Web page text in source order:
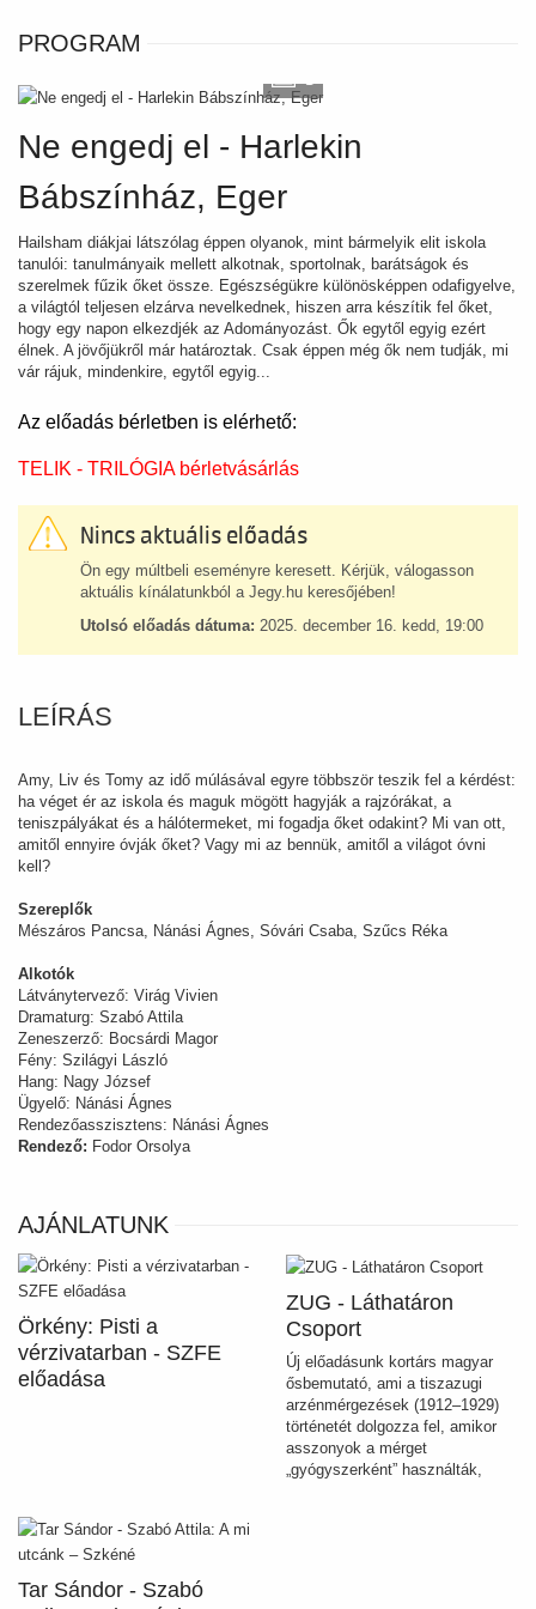
PROGRAM
3
Ne engedj el - Harlekin
Bábszínház, Eger
Hailsham diákjai látszólag éppen olyanok, mint bármelyik elit iskola
tanulói: tanulmányaik mellett alkotnak, sportolnak, barátságok és
szerelmek fűzik őket össze. Egészségükre különösképpen odafigyelve,
a világtól teljesen elzárva nevelkednek, hiszen arra készítik fel őket,
hogy egy napon elkezdjék az Adományozást. Ők egytől egyig ezért
élnek. A jövőjükről már határoztak. Csak éppen még ők nem tudják, mi
vár rájuk, mindenkire, egytől egyig...
Az előadás bérletben is elérhető:
TELIK - TRILÓGIA bérletvásárlás
Nincs aktuális előadás
Ön egy múltbeli eseményre keresett. Kérjük, válogasson
aktuális kínálatunkból a Jegy.hu keresőjében!
Utolsó előadás dátuma: 2025. december 16. kedd, 19:00
LEÍRÁS
Amy, Liv és Tomy az idő múlásával egyre többször teszik fel a kérdést:
ha véget ér az iskola és maguk mögött hagyják a rajzórákat, a
teniszpályákat és a hálótermeket, mi fogadja őket odakint? Mi van ott,
amitől ennyire óvják őket? Vagy mi az bennük, amitől a világot óvni
kell?
Szereplők
Mészáros Pancsa, Nánási Ágnes, Sóvári Csaba, Szűcs Réka
Alkotók
Látványtervező: Virág Vivien
Dramaturg: Szabó Attila
Zeneszerző: Bocsárdi Magor
Fény: Szilágyi László
Hang: Nagy József
Ügyelő: Nánási Ágnes
Rendezőasszisztens: Nánási Ágnes
Rendező: Fodor Orsolya
AJÁNLATUNK
Örkény: Pisti a
vérzivatarban - SZFE
előadása
ZUG - Láthatáron
Csoport
Új előadásunk kortárs magyar
ősbemutató, ami a tiszazugi
arzénmérgezések (1912–1929)
történetét dolgozza fel, amikor
asszonyok a mérget
„gyógyszerként” használták,
Tar Sándor - Szabó